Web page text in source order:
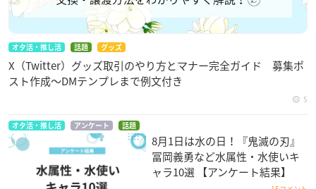
オタ活・推し活 話題 グッズ
X（Twitter）グッズ取引のやり方とマナー完全ガイド 募集ポ
スト作成〜DMテンプレまで例文付き
5
オタ活・推し活 アンケート 話題
8月1日は水の日！『鬼滅の刃』
冨岡義勇など水属性・水使いキ
ャラ10選 【アンケート結果】